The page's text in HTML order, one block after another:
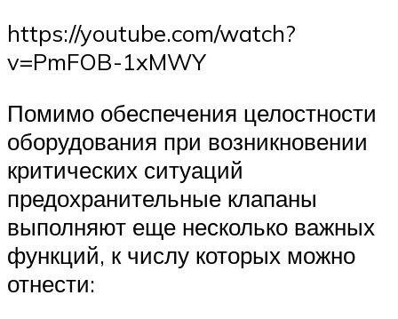
https://youtube.com/watch?
v=PmFOB-1xMWY
Помимо обеспечения целостности
оборудования при возникновении
критических ситуаций
предохранительные клапаны
выполняют еще несколько важных
функций, к числу которых можно
отнести: